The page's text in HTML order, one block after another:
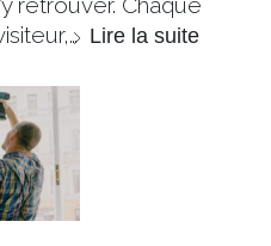
Lire la suite